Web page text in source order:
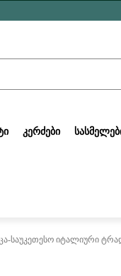
ᲙᲔᲠᲫᲔᲑᲘ
საუკეთესო იტალიური